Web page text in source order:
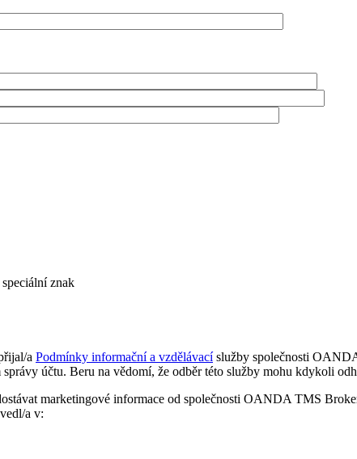
znak
a Podmínky informační a vzdělávacíslužby společnosti
účtu. Beru na vědomí, že odběr této služby mohu kdykoli
marketingové informace od společnosti OANDA TMS
a v: